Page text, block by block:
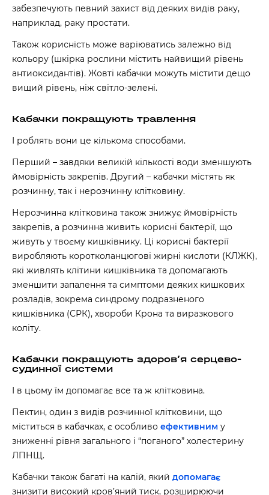
забезпечують певний захист від деяких видів раку,
наприклад, раку простати.
Також корисність може варіюватись залежно від
кольору (шкірка рослини містить найвищий рівень
антиоксидантів). Жовті кабачки можуть містити дещо
вищий рівень, ніж світло-зелені.
Кабачки покращують травлення
І роблять вони це кількома способами.
Перший – завдяки великій кількості води зменшують
ймовірність закрепів. Другий – кабачки містять як
розчинну, так і нерозчинну клітковину.
Нерозчинна клітковина також знижує ймовірність
закрепів, а розчинна живить корисні бактерії, що
живуть у твоєму кишківнику. Ці корисні бактерії
виробляють коротколанцюгові жирні кислоти (КЛЖК),
які живлять клітини кишківника та допомагають
зменшити запалення та симптоми деяких кишкових
розладів, зокрема синдрому подразненого
кишківника (СРК), хвороби Крона та виразкового
коліту.
Кабачки покращують здоровʼя серцево-
судинної системи
І в цьому їм допомагає все та ж клітковина.
Пектин, один з видів розчинної клітковини, що
міститься в кабачках, є особливо ефективним у
зниженні рівня загального і “поганого” холестерину
ЛПНЩ.
Кабачки також багаті на калій, який допомагає
знизити високий кров’яний тиск, розширюючи